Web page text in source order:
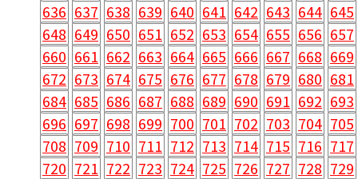
636 637 638 639 640 641 642 643 644 645
648 649 650 651 652 653 654 655 656 657
660 661 662 663 664 665 666 667 668 669
672 673 674 675 676 677 678 679 680 681
684 685 686 687 688 689 690 691 692 693
696 697 698 699 700 701 702 703 704 705
708 709 710 711 712 713 714 715 716 717
720 721 722 723 724 725 726 727 728 729